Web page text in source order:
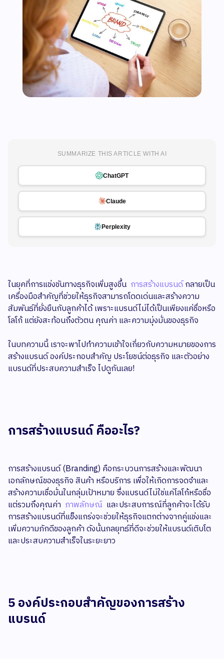
SUMMARIZE THIS ARTICLE WITH AI
ChatGPT
Claude
Perplexity
ในยุคที่การแข่งขันทางธุรกิจเพิ่มสูงขึ้น การสร้างแบรนด์กลายเป็น
เครื่องมือสำคัญที่ช่วยให้ธุรกิจสามารถโดดเด่นและสร้างความ
สัมพันธ์ที่ยั่งยืนกับลูกค้าได้ เพราะแบรนด์ไม่ได้เป็นเพียงแค่ชื่อหรือ
โลโก้ แต่ยังสะท้อนถึงตัวตน คุณค่า และความมุ่งมั่นของธุรกิจ
ในบทความนี้ เราจะพาไปทำความเข้าใจเกี่ยวกับความหมายของการ
สร้างแบรนด์ องค์ประกอบสำคัญ ประโยชน์ต่อธุรกิจ และตัวอย่าง
แบรนด์ที่ประสบความสำเร็จ ไปดูกันเลย!
การสร้างแบรนด์ คืออะไร?
การสร้างแบรนด์ (Branding) คือกระบวนการสร้างและพัฒนา
เอกลักษณ์ของธุรกิจ สินค้า หรือบริการ เพื่อให้เกิดการจดจำและ
สร้างความเชื่อมั่นในกลุ่มเป้าหมาย ซึ่งแบรนด์ไม่ใช่แค่โลโก้หรือชื่อ
แต่รวมถึงคุณค่า ภาพลักษณ์ และประสบการณ์ที่ลูกค้าจะได้รับ
การสร้างแบรนด์ที่แข็งแกร่งจะช่วยให้ธุรกิจแตกต่างจากคู่แข่งและ
เพิ่มความภักดีของลูกค้า ดังนั้นกลยุทธ์ที่ดีจะช่วยให้แบรนด์เติบโต
และประสบความสำเร็จในระยะยาว
5 องค์ประกอบสำคัญของการสร้าง
แบรนด์